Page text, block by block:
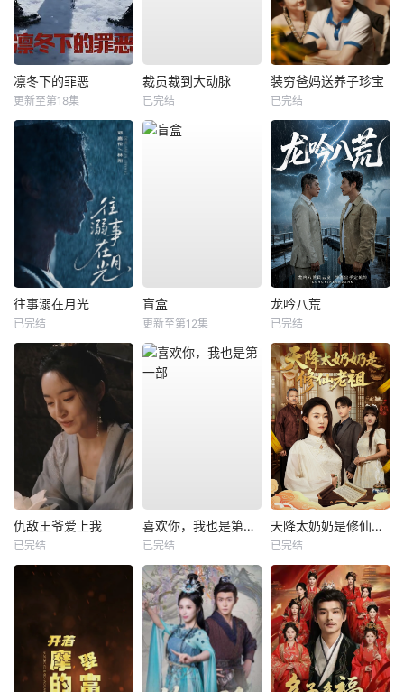
凛冬下的罪恶
更新至第18集
裁员裁到大动脉
已完结
装穷爸妈送养子珍宝
已完结
往事溺在月光
已完结
盲盒
更新至第12集
龙吟八荒
已完结
仇敌王爷爱上我
已完结
喜欢你，我也是第一部
已完结
天降太奶奶是修仙老祖
已完结